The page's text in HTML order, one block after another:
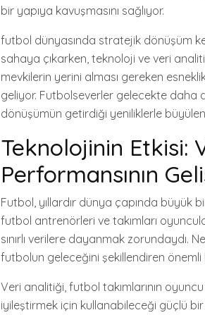
bir yapıya kavuşmasını sağlıyor.
futbol dünyasında stratejik dönüşüm
sahaya çıkarken, teknoloji ve veri
mevkilerin yerini alması gereken
geliyor. Futbolseverler gelecekte daha
dönüşümün getirdiği yeniliklerle
Teknolojinin Etkisi:
Performansının
Futbol, yıllardır dünya çapında büyük
futbol antrenörleri ve takımları
sınırlı verilere dayanmak zorundaydı.
futbolun geleceğini şekillendiren
Veri analitiği, futbol takımlarının
iyileştirmek için kullanabileceği güçlü